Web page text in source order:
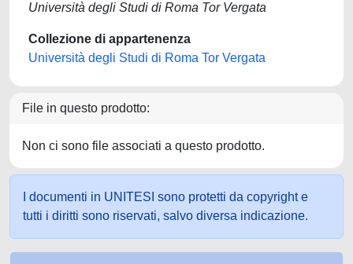
Università degli Studi di Roma Tor Vergata
Collezione di appartenenza
Università degli Studi di Roma Tor Vergata
File in questo prodotto:
Non ci sono file associati a questo prodotto.
I documenti in UNITESI sono protetti da copyright e
tutti i diritti sono riservati, salvo diversa indicazione.